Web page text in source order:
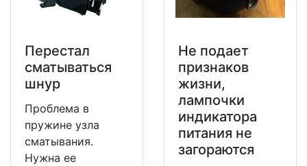
Перестал
сматываться
шнур
Проблема в
пружине узла
сматывания.
Нужна ее
Не подает
признаков
жизни,
лампочки
индикатора
питания не
загораются